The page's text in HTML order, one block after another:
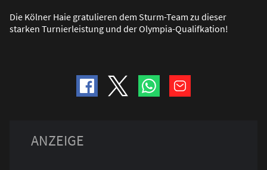
Die Kölner Haie gratulieren dem Sturm-Team zu dieser
starken Turnierleistung und der Olympia-Qualifkation!